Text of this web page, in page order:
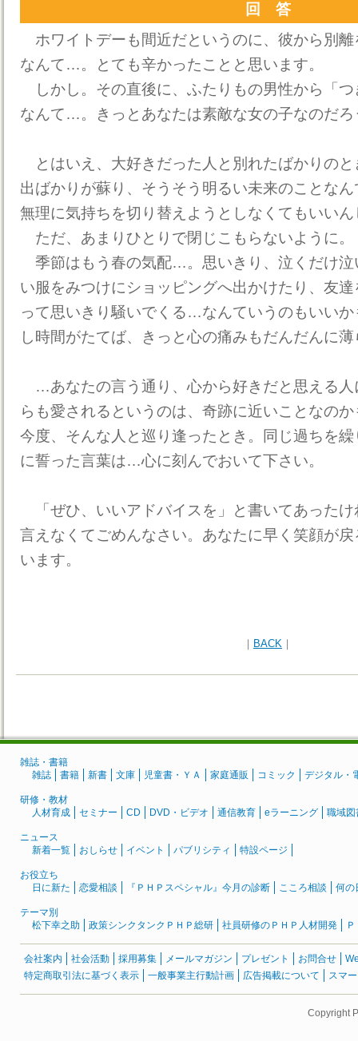
回 答
ホワイトデーも間近だというのに、彼から別
なんて…。とても辛かったことと思います。
しかし。その直後に、ふたりもの男性から「
なんて…。きっとあなたは素敵な女の子なのだ
とはいえ、大好きだった人と別れたばかりの
出ばかりが蘇り、そうそう明るい未来のことな
無理に気持ちを切り替えようとしなくてもいい
ただ、あまりひとりで閉じこもらないように。
季節はもう春の気配…。思いきり、泣くだけ泣
い服をみつけにショッピングへ出かけたり、友
って思いきり騒いでくる…なんていうのもいい
し時間がたてば、きっと心の痛みもだんだんに
…あなたの言う通り、心から好きだと思える人
らも愛されるというのは、奇跡に近いことなの
今度、そんな人と巡り逢ったとき。同じ過ちを
に誓った言葉は…心に刻んでおいて下さい。
「ぜひ、いいアドバイスを」と書いてあった
言えなくてごめんなさい。あなたに早く笑顔が
います。
｜ BACK ｜
雑誌・書籍
雑誌
書籍 新書 文庫 児童書・ＹＡ 家庭通販 コミック デジタル・
研修・教材
人材育成
セミナー CD DVD・ビデオ 通信教育 eラーニング 職域図
ニュース
新着一覧
おしらせ イベント パブリシティ 特設ページ
お役立ち
日に新た
恋愛相談 『ＰＨＰスペシャル』今月の診断 こころ相談 何の
テーマ別
松下幸之助
政策シンクタンクＰＨＰ総研 社員研修のＰＨＰ人材開発
会社案内 社会活動 採用募集 メールマガジン プレゼント お問合せ
特定商取引法に基づく表示
一般事業主行動計画 広告掲載について スマ
Copyright